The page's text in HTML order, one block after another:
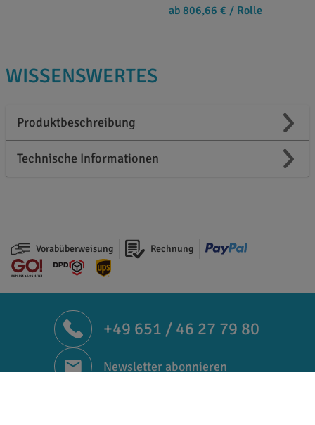
ab 806,66 € / Rolle
WISSENSWERTES
Produktbeschreibung
Technische Informationen
Vorabüberweisung Rechnung
+49 651 / 46 27 79 80
Newsletter abonnieren